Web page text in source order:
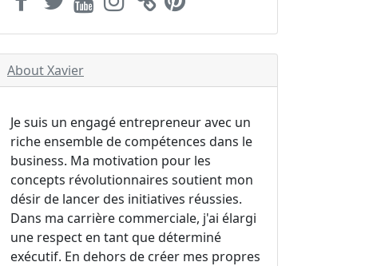
About Xavier
Je suis un engagé entrepreneur avec un
riche ensemble de compétences dans le
business. Ma motivation pour les
concepts révolutionnaires soutient mon
désir de lancer des initiatives réussies.
Dans ma carrière commerciale, j'ai élargi
une respect en tant que déterminé
exécutif. En dehors de créer mes propres